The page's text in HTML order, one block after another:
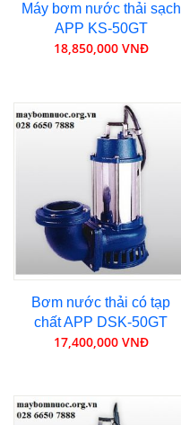
Máy bơm nước thải sạch
APP KS-50GT
18,850,000 VNĐ
Bơm nước thải có tạp
chất APP DSK-50GT
17,400,000 VNĐ